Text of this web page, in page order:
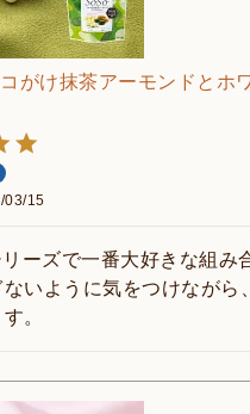
がけ抹茶アーモンドとホ
03/15
ーズで一番大好きな組み
いように気をつけながら
。